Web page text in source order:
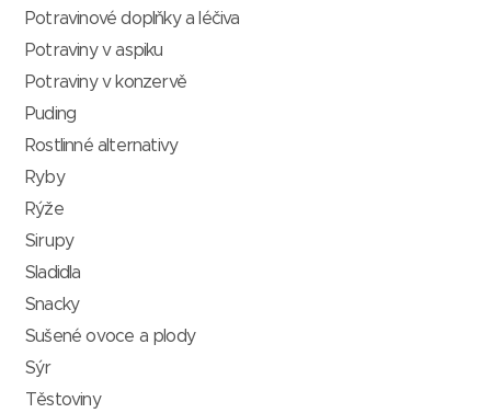
Potravinové doplňky a léčiva
Potraviny v aspiku
Potraviny v konzervě
Puding
Rostlinné alternativy
Ryby
Rýže
Sirupy
Sladidla
Snacky
Sušené ovoce a plody
Sýr
Těstoviny